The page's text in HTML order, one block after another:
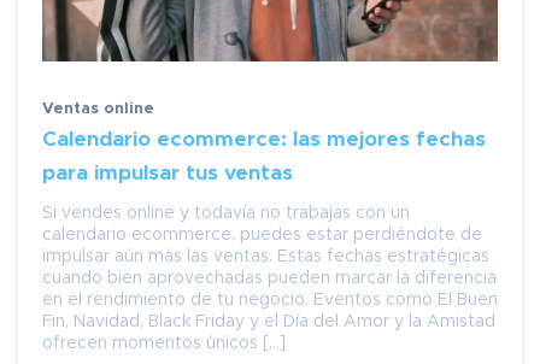
Ventas online
Calendario ecommerce: las mejores fechas
para impulsar tus ventas
Si vendes online y todavía no trabajas con un
calendario ecommerce, puedes estar perdiéndote de
impulsar aún más las ventas. Estas fechas estratégicas
cuando bien aprovechadas pueden marcar la diferencia
en el rendimiento de tu negocio. Eventos como El Buen
Fin, Navidad, Black Friday y el Día del Amor y la Amistad
ofrecen momentos únicos […]